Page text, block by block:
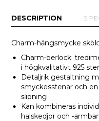
DESCRIPTION
Charm-hängsmycke
Charm-berlock:
i högkvalitativt 925
Detaljrik gestaltning
smyckesstenar och
slipning
Kan kombineras
halskedjor och -